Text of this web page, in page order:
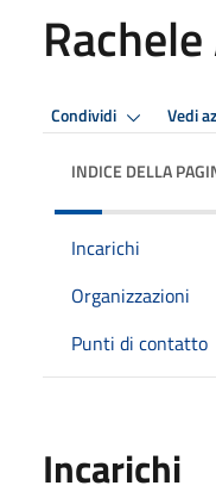
Condividi Vedi
INDICE DELLA
Incarichi
Organizzazioni
Punti di contatto
Incarichi